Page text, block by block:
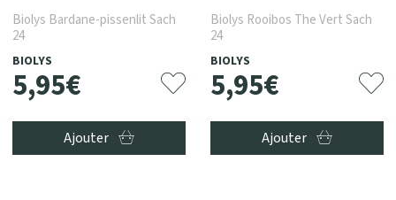
Biolys Bardane-pissenlit Sach
24
BIOLYS
5,95€
Ajouter
Biolys Rooibos The Vert Sach
24
BIOLYS
5,95€
Ajouter